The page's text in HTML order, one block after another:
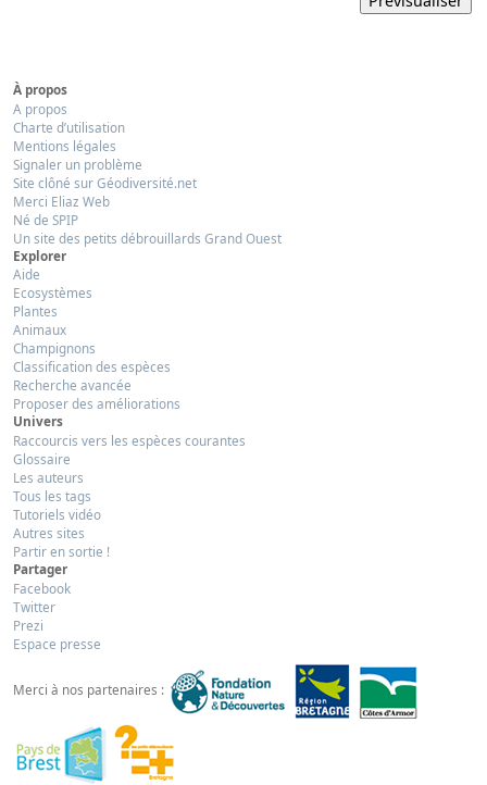
À propos
A propos
Charte d’utilisation
Mentions légales
Signaler un problème
Site clôné sur Géodiversité.net
Merci Eliaz Web
Né de SPIP
Un site des petits débrouillards Grand Ouest
Explorer
Aide
Ecosystèmes
Plantes
Animaux
Champignons
Classification des espèces
Recherche avancée
Proposer des améliorations
Univers
Raccourcis vers les espèces courantes
Glossaire
Les auteurs
Tous les tags
Tutoriels vidéo
Autres sites
Partir en sortie !
Partager
Facebook
Twitter
Prezi
Espace presse
Merci à nos partenaires :